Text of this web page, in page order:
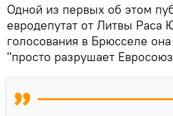
Одной из первых об этом
евродепутат от Литвы Раса
голосования в Брюсселе
"просто разрушает